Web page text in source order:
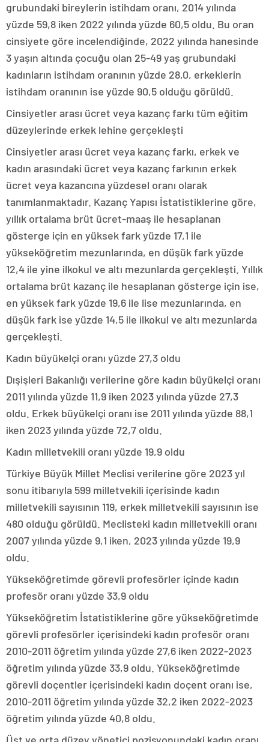
grubundaki bireylerin istihdam oranı, 2014 yılında
yüzde 59,8 iken 2022 yılında yüzde 60,5 oldu. Bu oran
cinsiyete göre incelendiğinde, 2022 yılında hanesinde
3 yaşın altında çocuğu olan 25-49 yaş grubundaki
kadınların istihdam oranının yüzde 28,0, erkeklerin
istihdam oranının ise yüzde 90,5 olduğu görüldü.
Cinsiyetler arası ücret veya kazanç farkı tüm eğitim
düzeylerinde erkek lehine gerçekleşti
Cinsiyetler arası ücret veya kazanç farkı, erkek ve
kadın arasındaki ücret veya kazanç farkının erkek
ücret veya kazancına yüzdesel oranı olarak
tanımlanmaktadır. Kazanç Yapısı İstatistiklerine göre,
yıllık ortalama brüt ücret-maaş ile hesaplanan
gösterge için en yüksek fark yüzde 17,1 ile
yükseköğretim mezunlarında, en düşük fark yüzde
12,4 ile yine ilkokul ve altı mezunlarda gerçekleşti. Yıllık
ortalama brüt kazanç ile hesaplanan gösterge için ise,
en yüksek fark yüzde 19,6 ile lise mezunlarında, en
düşük fark ise yüzde 14,5 ile ilkokul ve altı mezunlarda
gerçekleşti.
Kadın büyükelçi oranı yüzde 27,3 oldu
Dışişleri Bakanlığı verilerine göre kadın büyükelçi oranı
2011 yılında yüzde 11,9 iken 2023 yılında yüzde 27,3
oldu. Erkek büyükelçi oranı ise 2011 yılında yüzde 88,1
iken 2023 yılında yüzde 72,7 oldu.
Kadın milletvekili oranı yüzde 19,9 oldu
Türkiye Büyük Millet Meclisi verilerine göre 2023 yıl
sonu itibarıyla 599 milletvekili içerisinde kadın
milletvekili sayısının 119, erkek milletvekili sayısının ise
480 olduğu görüldü. Meclisteki kadın milletvekili oranı
2007 yılında yüzde 9,1 iken, 2023 yılında yüzde 19,9
oldu.
Yükseköğretimde görevli profesörler içinde kadın
profesör oranı yüzde 33,9 oldu
Yükseköğretim İstatistiklerine göre yükseköğretimde
görevli profesörler içerisindeki kadın profesör oranı
2010-2011 öğretim yılında yüzde 27,6 iken 2022-2023
öğretim yılında yüzde 33,9 oldu. Yükseköğretimde
görevli doçentler içerisindeki kadın doçent oranı ise,
2010-2011 öğretim yılında yüzde 32,2 iken 2022-2023
öğretim yılında yüzde 40,8 oldu.